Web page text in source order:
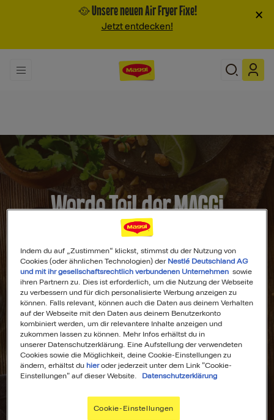
🥘 Unsere neuen Air Fryer Fixe!
Jetzt entdecken!
×
Werde Teil der MAGGI
Community
All Deine
Lieblingsrezepte
an einem Ort!
suchen –
speichere deine
Dein
Wochenplaner für
stressfreies
Kochen!
Plane deine
Mahlzeiten mit
Indem du auf „Zustimmen“ klickst, stimmst du der Nutzung von
Cookies (oder ähnlichen Technologien) der Nestlé Deutschland AG
und mit ihr gesellschaftsrechtlich verbundenen Unternehmen sowie
ihren Partnern zu. Dies ist erforderlich, um die Nutzung der Webseite
zu verbessern und für dich personalisierte Werbung anzeigen zu
können. Falls relevant, können auch die Daten aus deinem Verhalten
auf der Webseite mit den Daten aus deinem Benutzerkonto
kombiniert werden, um dir relevantere Inhalte anzeigen und
zukommen lassen zu können. Mehr Infos erhältst du in
unserer Datenschutzerklärung. Eine Aufstellung der verwendeten
Cookies sowie die Möglichkeit, deine Cookie-Einstellungen zu
ändern, erhältst du hieroder jederzeit unter dem Link "Cookie-
Einstellungen" auf dieser Website.
Datenschutzerklärung
Cookie-Einstellungen